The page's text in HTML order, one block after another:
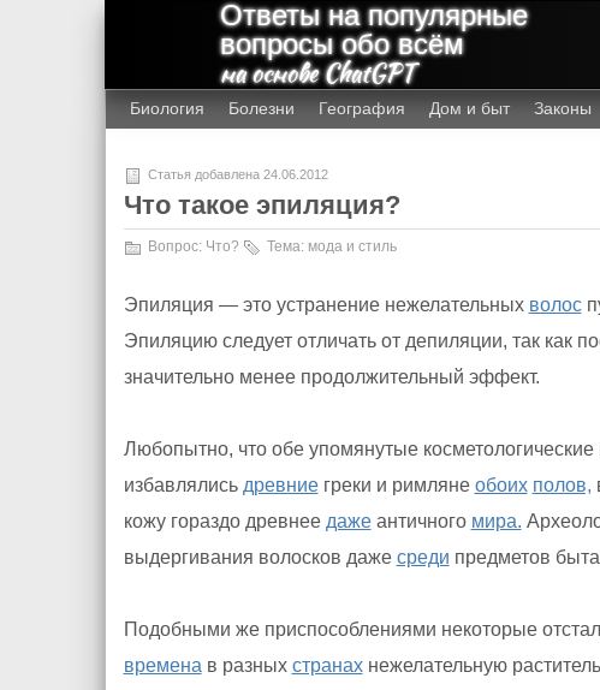
Ответы на популярные
вопросы обо всём
на основе ChatGPT
Биология Болезни География Дом и быт Законы
Статья добавлена 24.06.2012
Что такое эпиляция?
Вопрос: Что? Тема: мода и стиль
Эпиляция — это устранение нежелательных волос
Эпиляцию следует отличать от депиляции, так как
значительно менее продолжительный эффект.
Любопытно, что обе упомянутые
избавлялись древниегреки и римляне обоих полов,
кожу гораздо древнее дажеантичного мира.
выдергивания волосков даже среди предметов
Подобными же приспособлениями некоторые
времена в разных странахнежелательную